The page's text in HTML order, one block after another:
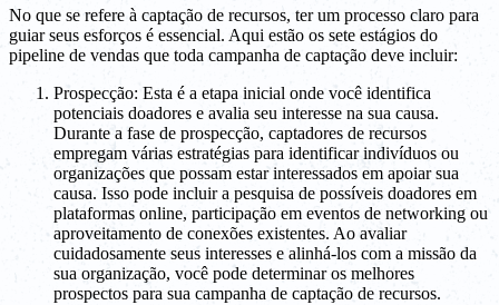
No que se refere à captação de recursos, ter um processo claro para
guiar seus esforços é essencial. Aqui estão os sete estágios do
pipeline de vendas que toda campanha de captação deve incluir:
Prospecção: Esta é a etapa inicial onde você identifica
potenciais doadores e avalia seu interesse na sua causa.
Durante a fase de prospecção, captadores de recursos
empregam várias estratégias para identificar indivíduos ou
organizações que possam estar interessados em apoiar sua
causa. Isso pode incluir a pesquisa de possíveis doadores em
plataformas online, participação em eventos de networking ou
aproveitamento de conexões existentes. Ao avaliar
cuidadosamente seus interesses e alinhá-los com a missão da
sua organização, você pode determinar os melhores
prospectos para sua campanha de captação de recursos.